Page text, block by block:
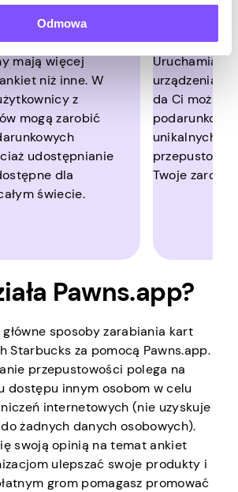
Odmowa
Twojego
mają więcej
niż inne. W
z
mogą zarobić
udostępnianie
dla
świecie.
Liczba
adresów
urządzeniach
da Ci
unikalnych
Twoje zarobki.
Pawns.app?
sposoby zarabiania kart
Starbucks za pomocą Pawns.app.
przepustowości polega na
dostępu innym osobom w celu
internetowych (nie uzyskuje
żadnych danych osobowych).
swoją opinią na temat ankiet
ulepszać swoje produkty i
grom pomagasz promować